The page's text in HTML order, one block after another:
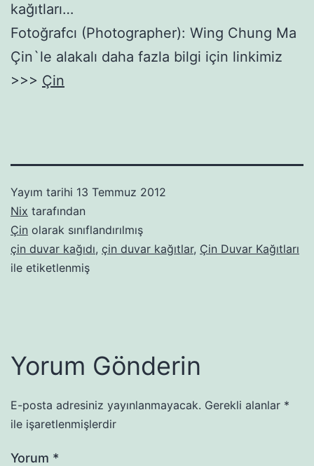
kağıtları…
Fotoğrafcı (Photographer): Wing Chung Ma
Çin`le alakalı daha fazla bilgi için linkimiz
>>> Çin
Yayım tarihi 13 Temmuz 2012
Nix tarafından
Çin olarak sınıflandırılmış
çin duvar kağıdı, çin duvar kağıtlar, Çin Duvar Kağıtları
ile etiketlenmiş
Yorum Gönderin
E-posta adresiniz yayınlanmayacak. Gerekli alanlar *
ile işaretlenmişlerdir
Yorum *